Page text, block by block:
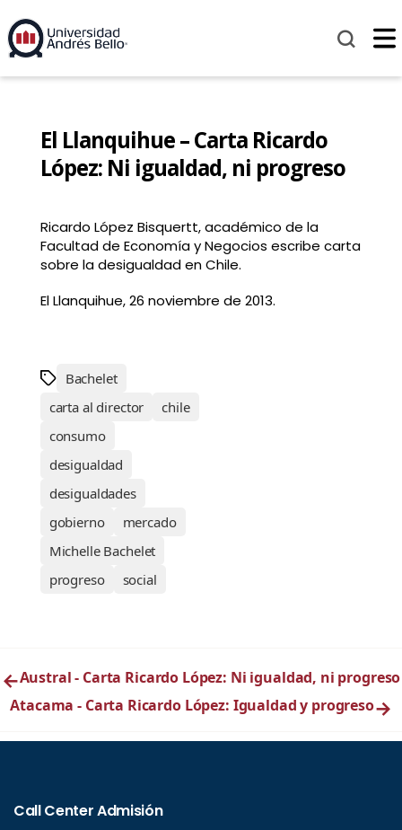
El Llanquihue – Carta Ricardo
López: Ni igualdad, ni progreso
Ricardo López Bisquertt, académico de la
Facultad de Economía y Negocios escribe carta
sobre la desigualdad en Chile.
El Llanquihue, 26 noviembre de 2013.
Bachelet
carta al director
chile
consumo
desigualdad
desigualdades
gobierno
mercado
Michelle Bachelet
progreso
social
←Austral - Carta Ricardo López: Ni igualdad, ni progreso
Atacama - Carta Ricardo López: Igualdad y progreso→